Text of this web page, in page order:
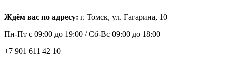
Ждём вас по адресу: г. Томск, ул. Гагарина, 10
Пн-Пт с 09:00 до 19:00 /Сб-Вс 09:00 до 18:00
+7 901 611 42 10